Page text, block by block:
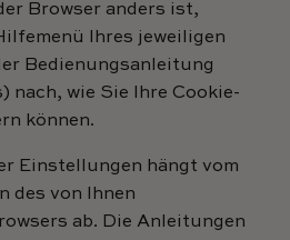
Browser anders ist,
Ihres jeweiligen
Bedienungsanleitung
nach, wie Sie Ihre Cookie-
können.
Einstellungen hängt vom
des von Ihnen
ab. Die Anleitungen